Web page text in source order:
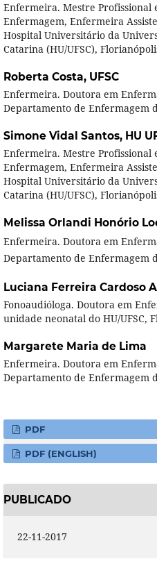
Enfermeira. Mestre Profissional
Enfermagem, Enfermeira
Hospital Universitário da
Catarina (HU/UFSC),
Roberta Costa, UFSC
Enfermeira. Doutora em
Departamento de Enfermagem
Simone Vidal Santos, HU
Enfermeira. Mestre Profissional
Enfermagem, Enfermeira
Hospital Universitário da
Catarina (HU/UFSC),
Melissa Orlandi Honório
Enfermeira. Doutora em
Departamento de Enfermagem
Luciana Ferreira Cardoso
Fonoaudióloga. Doutora em
unidade neonatal do HU/UFSC,
Margarete Maria de Lima
Enfermeira. Doutora em
Departamento de Enfermagem
PDF
PDF (ENGLISH)
PUBLICADO
22-11-2017